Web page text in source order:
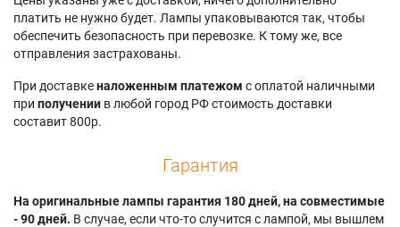
платить не нужно будет. Лампы упаковываются так, чтобы
обеспечить безопасность при перевозке. К тому же, все
отправления застрахованы.
При доставкеналоженным платежом с оплатой наличными
при получении в любой город РФ стоимость доставки
составит 800р.
Гарантия
На оригинальные лампы гарантия 180 дней, на совместимые
- 90 дней. В случае, если что-то случится с лампой, мы вышлем